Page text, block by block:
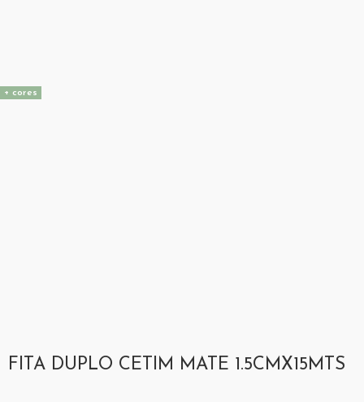
+ cores
FITA DUPLO CETIM MATE 1.5CMX15MTS